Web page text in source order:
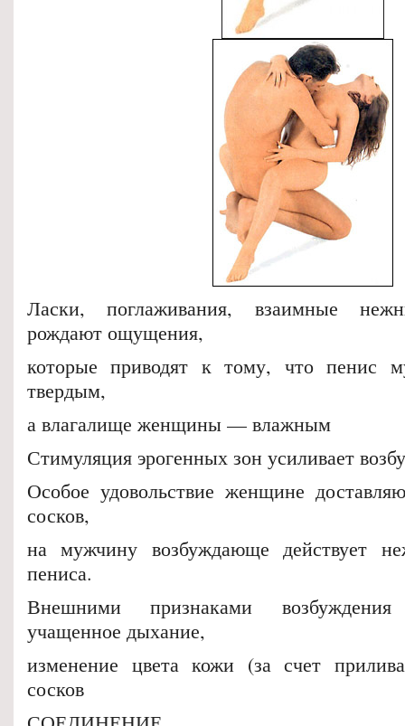
Ласки, поглаживания, взаимные
рождают ощущения,
которые приводят к тому, что пенис
твердым,
а влагалище женщины — влажным
Стимуляция эрогенных зон усиливает
Особое удовольствие женщине
сосков,
на мужчину возбуждающе действует
пениса.
Внешними признаками
учащенное дыхание,
изменение цвета кожи (за счет
сосков